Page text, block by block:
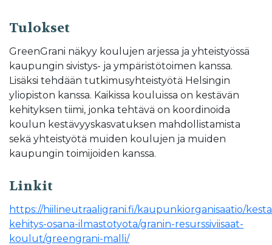
Tulokset
GreenGrani näkyy koulujen arjessa ja yhteistyössä
kaupungin sivistys- ja ympäristötoimen kanssa.
Lisäksi tehdään tutkimusyhteistyötä Helsingin
yliopiston kanssa. Kaikissa kouluissa on kestävän
kehityksen tiimi, jonka tehtävä on koordinoida
koulun kestävyyskasvatuksen mahdollistamista
sekä yhteistyötä muiden koulujen ja muiden
kaupungin toimijoiden kanssa.
Linkit
https://hiilineutraaligrani.fi/kaupunkiorganisaatio/
kehitys-osana-ilmastotyota/granin-resurssiviisaat-
koulut/greengrani-malli/